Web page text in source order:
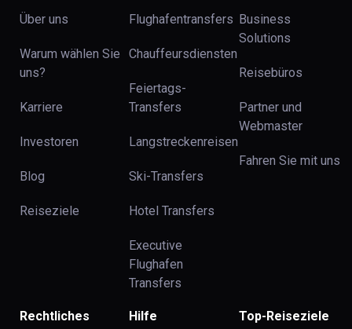
Über uns
Warum wählen Sie
uns?
Karriere
Investoren
Blog
Reiseziele
Flughafentransfers
Chauffeursdiensten
Feiertags-
Transfers
Langstreckenreisen
Ski-Transfers
Hotel Transfers
Executive
Flughafen
Transfers
Business
Solutions
Reisebüros
Partner und
Webmaster
Fahren Sie mit uns
Rechtliches Hilfe Top-Reiseziele